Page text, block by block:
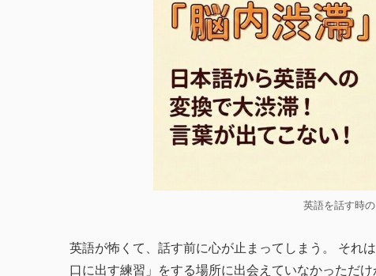
英語を話す時
英語が怖くて、話す前に心が止まってしまう。 それ
口に出す練習」をする場所に出会えていなかっただけ